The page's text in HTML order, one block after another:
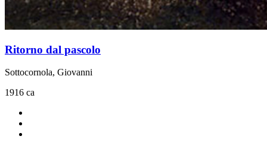
Ritorno dal pascolo
Sottocornola, Giovanni
1916 ca